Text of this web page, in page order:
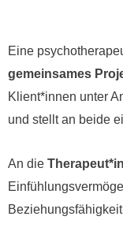
Eine
gemeinsames
Klient*innen unter
und stellt an beide
An die